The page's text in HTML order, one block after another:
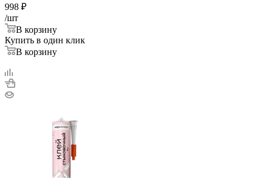
998 ₽
/шт
В корзину
Купить в один клик
В корзину